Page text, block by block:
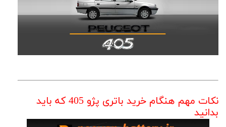
نکات مهم هنگام خرید باتری پژو 405 که باید
بدانید